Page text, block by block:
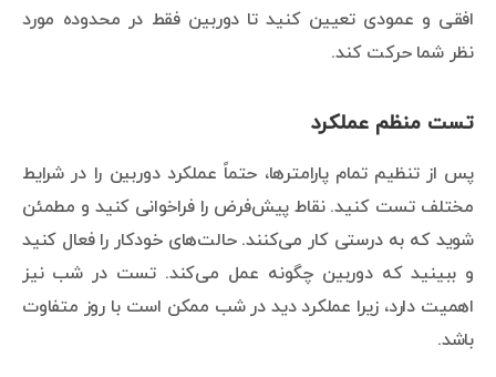
افقی و عمودی تعیین کنید تا دوربین فقط در محدوده مورد
نظر شما حرکت کند.
تست منظم عملکرد
پس از تنظیم تمام پارامترها، حتماً عملکرد دوربین را در شرایط
مختلف تست کنید. نقاط پیش‌فرض را فراخوانی کنید و مطمئن
شوید که به درستی کار می‌کنند. حالت‌های خودکار را فعال کنید
و ببینید که دوربین چگونه عمل می‌کند. تست در شب نیز
اهمیت دارد، زیرا عملکرد دید در شب ممکن است با روز متفاوت
باشد.